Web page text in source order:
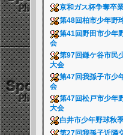
京和ガス杯争奪卒
第48回柏市少年野
第41回野田市少年
会
第97回鎌ケ谷市民
大会
第47回我孫子市少
会
第47回松戸市少年
大会
白井市少年野球秋
第27回我孫子近隣